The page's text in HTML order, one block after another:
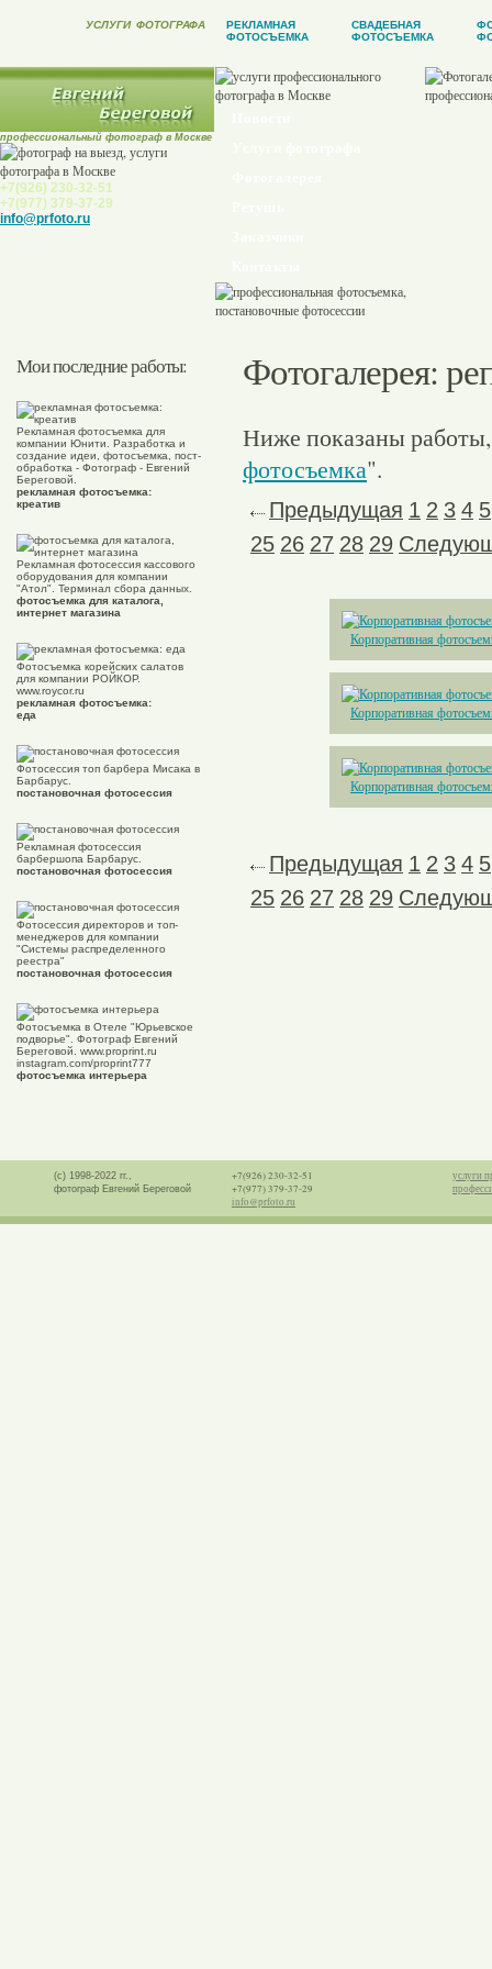
УСЛУГИ ФОТОГРАФА
РЕКЛАМНАЯ
ФОТОСЪЕМКА
СВАДЕБНАЯ
ФОТОСЪЕМКА
профессиональный фотограф в Москве
+7(926) 230-32-51
+7(977) 379-37-29
info@prfoto.ru
Мои последние работы:
Рекламная фотосъемка для
компании Юнити. Разработка и
создание идеи, фотосъемка, пост-
обработка - Фотограф - Евгений
Береговой.
рекламная фотосъемка:
креатив
Рекламная фотосессия кассового
оборудования для компании
"Атол". Терминал сбора данных.
фотосъемка для каталога,
интернет магазина
Фотосъемка корейских салатов
для компании РОЙКОР.
www.roycor.ru
рекламная фотосъемка:
еда
Фотосессия топ барбера Мисака в
Барбарус.
постановочная фотосессия
Рекламная фотосессия
барбершопа Барбарус.
постановочная фотосессия
Фотосессия директоров и топ-
менеджеров для компании
"Системы распределенного
реестра"
постановочная фотосессия
Фотосъемка в Отеле "Юрьевское
подворье". Фотограф Евгений
Береговой. www.proprint.ru
instagram.com/proprint777
фотосъемка интерьера
Фотогалерея:
Ниже показаны
фотосъемка".
Предыдущая 1 2 3 4 5
25 26 27 28 29
Корпоративная
Корпоративная
Корпоративная
Предыдущая 1 2 3 4 5
25 26 27 28 29
(с) 1998-2022 гг.,
фотограф Евгений Береговой
+7(926) 230-32-51
+7(977) 379-37-29
info@prfoto.ru
услуги